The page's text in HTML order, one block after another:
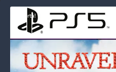
¡Oferta!